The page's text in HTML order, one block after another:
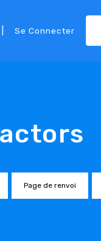
Se Connecter
Page de renvoi